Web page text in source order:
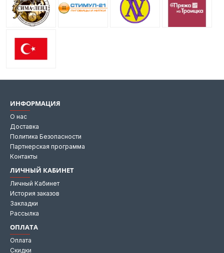
ИНФОРМАЦИЯ
О нас
Доставка
Политика Безопасности
Партнерская программа
Контакты
ЛИЧНЫЙ КАБИНЕТ
Личный Кабинет
История заказов
Закладки
Рассылка
ОПЛАТА
Оплата
Скидки